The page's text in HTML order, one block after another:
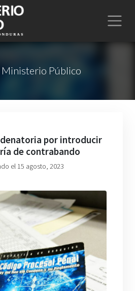
Público
por introducir
de contrabando
el 15 agosto, 2023